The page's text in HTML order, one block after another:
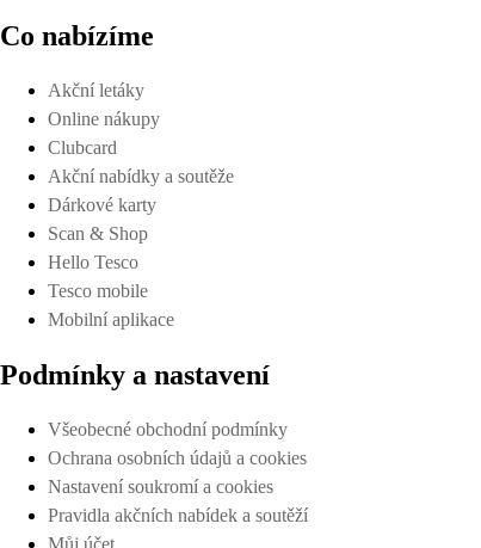
Co nabízíme
Akční letáky
Online nákupy
Clubcard
Akční nabídky a soutěže
Dárkové karty
Scan & Shop
Hello Tesco
Tesco mobile
Mobilní aplikace
Podmínky a nastavení
Všeobecné obchodní podmínky
Ochrana osobních údajů a cookies
Nastavení soukromí a cookies
Pravidla akčních nabídek a soutěží
Můj účet